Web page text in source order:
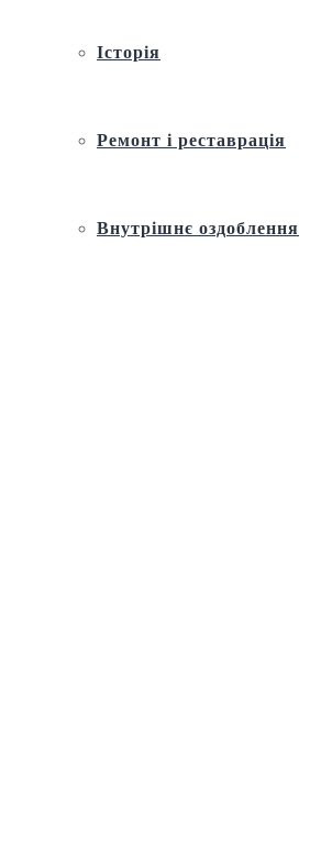
Історія
Ремонт і реставрація
Внутрішнє оздоблення